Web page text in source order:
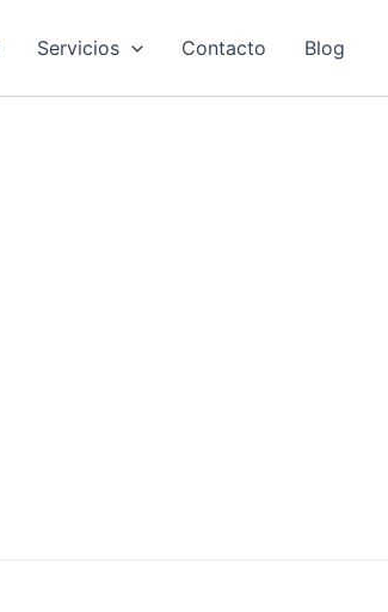
Servicios Contacto Blog